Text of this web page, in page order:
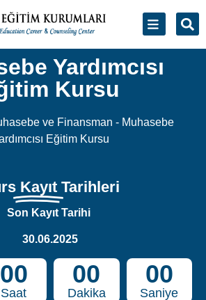
Yardımcısı
Kursu
ve Finansman - Muhasebe
Eğitim Kursu
Kayıt Tarihleri
Son Kayıt Tarihi
30.06.2025
00
Saat
00
Dakika
00
Saniye